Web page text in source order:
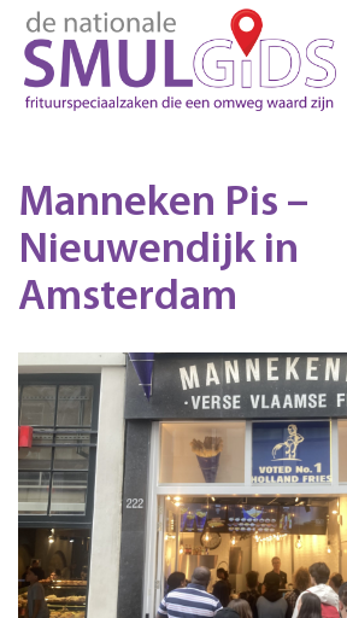
Manneken Pis –
Nieuwendijk in
Amsterdam